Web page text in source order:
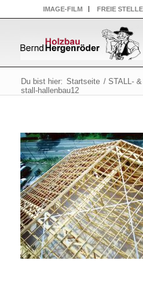
IMAGE-FILM FREIE
Du bist hier: Startseite / STALL-
stall-hallenbau12